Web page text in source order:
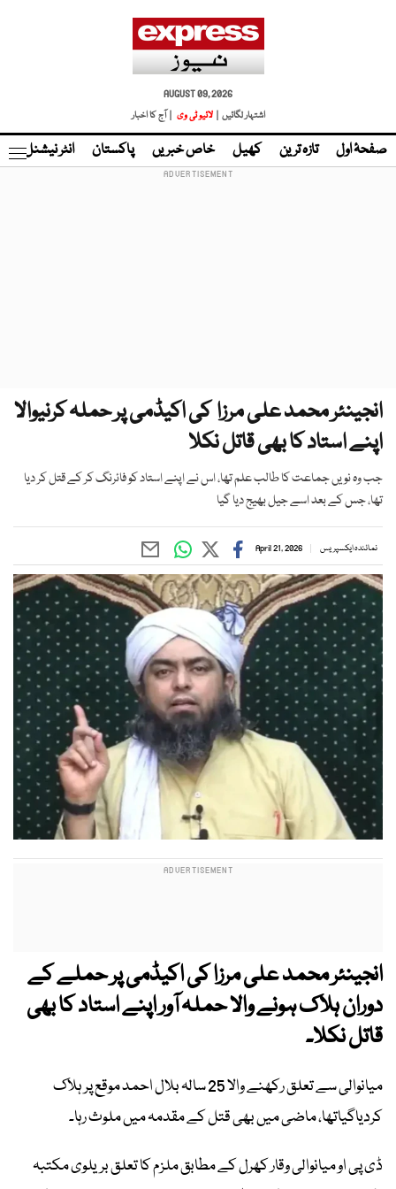
AUGUST 09, 2026
اشتہار لگائیں |
لائیو ٹی وی | آج کا اخبار
صفحۂ اول تازہ ترین کھیل خاص خبریں پاکستان انٹر نیشنل
انجینئر محمد علی مرزا کی اکیڈمی پر حملہ کرنیوالا
اپنے استاد کا بھی قاتل نکلا
جب وہ نویں جماعت کا طالب علم تھا، اس نے اپنے استاد کو فائرنگ کر کے قتل کر دیا
تھا، جس کے بعد اسے جیل بھیج دیا گیا
نمائندہ ایکسپریس April 21, 2026
انجینئر محمد علی مرزا کی اکیڈمی پر حملے کے
دوران ہلاک ہونے والا حملہ آور اپنے استاد کا بھی
قاتل نکلا۔
میانوالی سے تعلق رکھنے والا 25 سالہ بلال احمد موقع پر ہلاک
کردیاگیاتھا، ماضی میں بھی قتل کے مقدمہ میں ملوث رہا۔
ڈی پی او میانوالی وقار کھرل کے مطابق ملزم کا تعلق بریلوی مکتبہ